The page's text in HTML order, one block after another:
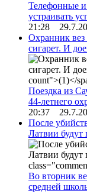
Телефонные
устраивать
21:28
Охранник вез
сигарет. И
Поездка из
44-летнего
20:37
После
Латвии будут
Во вторник
средней